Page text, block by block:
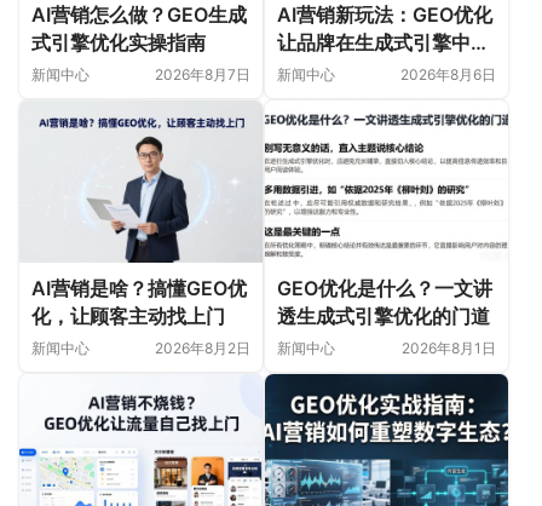
AI营销怎么做？GEO生成
式引擎优化实操指南
新闻中心 2026年8月7日
AI营销新玩法：GEO优化
让品牌在生成式引擎中被
首选
新闻中心 2026年8月6日
AI营销是啥？搞懂GEO优
化，让顾客主动找上门
新闻中心 2026年8月2日
GEO优化是什么？一文讲
透生成式引擎优化的门道
新闻中心 2026年8月1日